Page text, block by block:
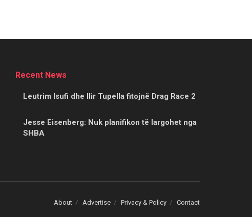
Recent News
Leutrim Isufi dhe Ilir Tupella fitojnë Drag Race 2
Jesse Eisenberg: Nuk planifikon të largohet nga
SHBA
About Advertise Privacy & Policy Contact